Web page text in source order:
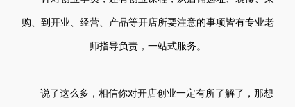
购、到开业、经营、产品等开店所要注意的事项皆有专业老
师指导负责，一站式服务。
说了这么多，相信你对开店创业一定有所了解了，那想